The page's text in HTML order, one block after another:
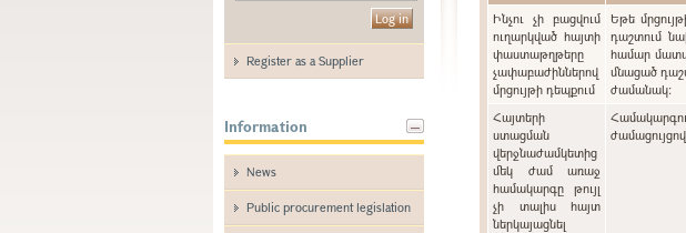
Register as a Supplier
Information
News
Public procurement legislation
Ինչու չի բացվում
ուղարկված հայտի
փաստաթղթերը
չափաբաժիններով
մրցույթի դեպքում
Եթե
դաշտում
համար
մնացած
ժամանակ:
Հայտերի
ստացման
վերջնաժամկետից
մեկ ժամ առաջ
համակարգը թույլ
չի տալիս հայտ
ներկայացնել
ժամացույցով